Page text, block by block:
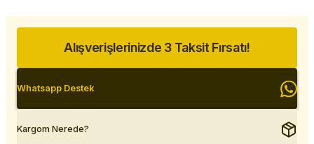
Alışverişlerinizde 3 Taksit Fırsatı!
Whatsapp Destek
Kargom Nerede?